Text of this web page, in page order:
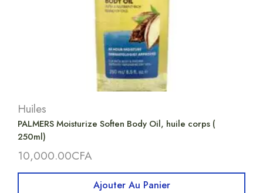
Huiles
PALMERS Moisturize Soften Body Oil, huile corps (
250ml)
10,000.00CFA
Ajouter Au Panier